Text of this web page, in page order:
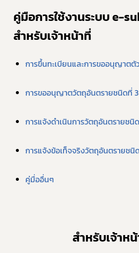
คู่มือการใช้งานระบบ e-
สำหรับเจ้าหน้าที่
การขึ้นทะเบียนและการขออนุญาตตั
การขออนุญาตวัตถุอันตรายชนิดที่ 3
การแจ้งดำเนินการวัตถุอันตรายชนิ
การแจ้งข้อเท็จจริงวัตถุอันตรายชนิ
คู่มื่ออื่นๆ
สำหรับเจ้าห